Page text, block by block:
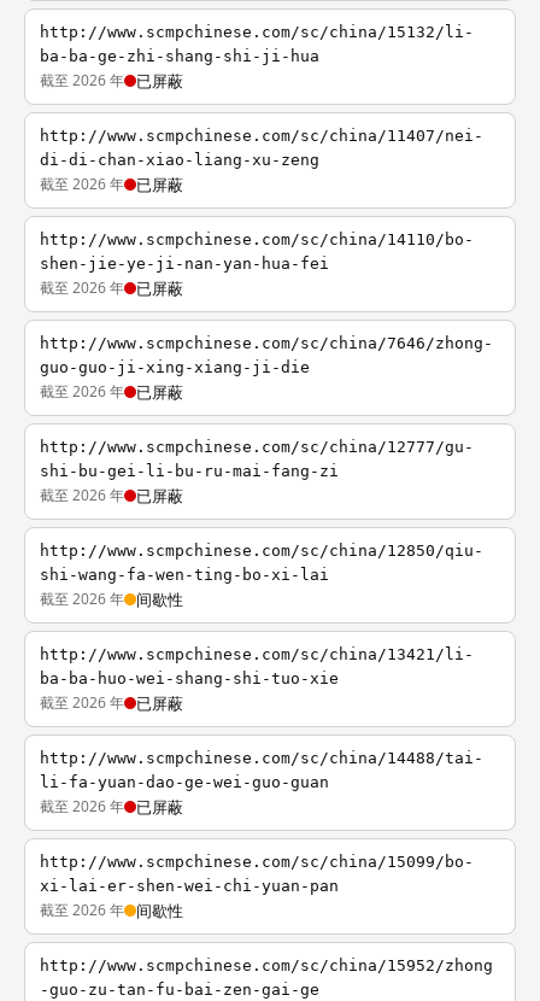
http://www.scmpchinese.com/sc/china/15132/li-
ba-ba-ge-zhi-shang-shi-ji-hua
截至 2026 年 已屏蔽
http://www.scmpchinese.com/sc/china/11407/nei-
di-di-chan-xiao-liang-xu-zeng
截至 2026 年 已屏蔽
http://www.scmpchinese.com/sc/china/14110/bo-
shen-jie-ye-ji-nan-yan-hua-fei
截至 2026 年 已屏蔽
http://www.scmpchinese.com/sc/china/7646/zhong-
guo-guo-ji-xing-xiang-ji-die
截至 2026 年 已屏蔽
http://www.scmpchinese.com/sc/china/12777/gu-
shi-bu-gei-li-bu-ru-mai-fang-zi
截至 2026 年 已屏蔽
http://www.scmpchinese.com/sc/china/12850/qiu-
shi-wang-fa-wen-ting-bo-xi-lai
截至 2026 年 间歇性
http://www.scmpchinese.com/sc/china/13421/li-
ba-ba-huo-wei-shang-shi-tuo-xie
截至 2026 年 已屏蔽
http://www.scmpchinese.com/sc/china/14488/tai-
li-fa-yuan-dao-ge-wei-guo-guan
截至 2026 年 已屏蔽
http://www.scmpchinese.com/sc/china/15099/bo-
xi-lai-er-shen-wei-chi-yuan-pan
截至 2026 年 间歇性
http://www.scmpchinese.com/sc/china/15952/zhong
-guo-zu-tan-fu-bai-zen-gai-ge